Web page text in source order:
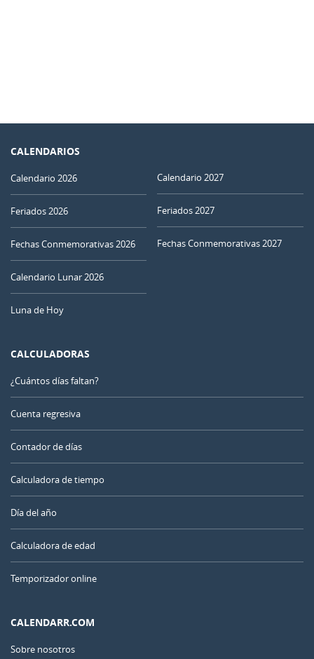
CALENDARIOS
Calendario 2026
Feriados 2026
Fechas Conmemorativas 2026
Calendario Lunar 2026
Luna de Hoy
Calendario 2027
Feriados 2027
Fechas Conmemorativas 2027
CALCULADORAS
¿Cuántos días faltan?
Cuenta regresiva
Contador de días
Calculadora de tiempo
Día del año
Calculadora de edad
Temporizador online
CALENDARR.COM
Sobre nosotros